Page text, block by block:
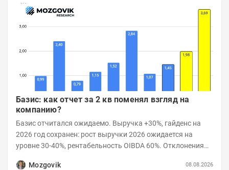
Базис: как отчет за 2 кв поменял взгляд на
компанию?
Базис отчитался ожидаемо. Выручка +30%, гайденс на
2026 год сохранен: рост выручки 2026 ожидается на
уровне 30-40%, рентабельность OIBDA 60%. Отклонения
Mozgovik
08.08.2026